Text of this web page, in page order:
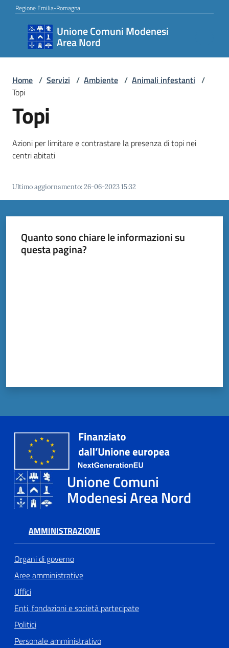
Vai al contenuto
Vai alla navigazione
Vai al footer
Regione Emilia-Romagna
Unione Comuni Modenesi
Area Nord
Unione
Comuni
Area
Amministrazione
Novità
per
TERRA
Tutti
gli
argomenti...
Seguici
Home / Servizi / Ambiente / Animali infestanti /
Topi
Topi
Azioni per limitare e contrastare la presenza di topi nei
centri abitati
Ultimo aggiornamento:26-06-2023 15:32
Quanto sono chiare le informazioni su
questa pagina?
Unione Comuni
Modenesi Area Nord
AMMINISTRAZIONE
Organi di governo
Aree amministrative
Uffici
Enti, fondazioni e società partecipate
Politici
Personale amministrativo